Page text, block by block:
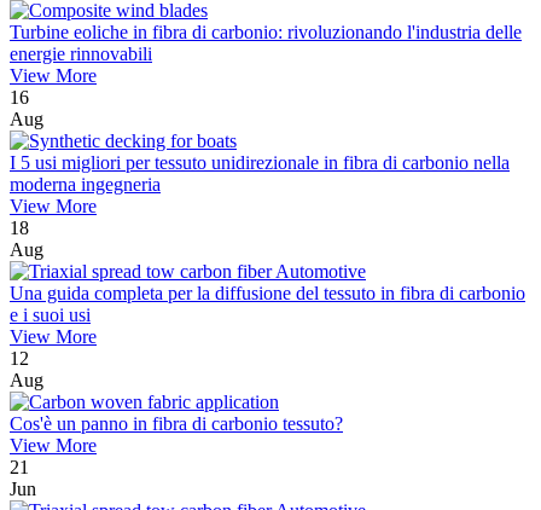
Turbine eoliche in fibra di carbonio: rivoluzionando l'industria delle
energie rinnovabili
View More
16
Aug
I 5 usi migliori per tessuto unidirezionale in fibra di carbonio nella
moderna ingegneria
View More
18
Aug
Una guida completa per la diffusione del tessuto in fibra di carbonio
e i suoi usi
View More
12
Aug
Cos'è un panno in fibra di carbonio tessuto?
View More
21
Jun